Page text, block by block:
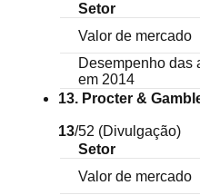
Setor
Valor de mercado
Desempenho das
em 2014
13. Procter &
13/52 (Divulgação)
Setor
Valor de mercado